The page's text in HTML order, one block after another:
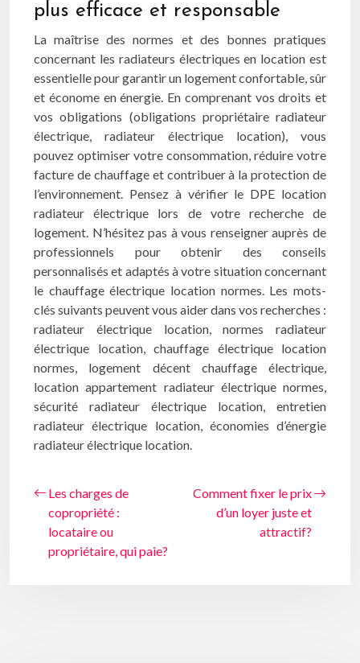
plus efficace et responsable
La maîtrise des normes et des bonnes pratiques
concernant les radiateurs électriques en location est
essentielle pour garantir un logement confortable, sûr
et économe en énergie. En comprenant vos droits et
vos obligations (obligations propriétaire radiateur
électrique, radiateur électrique location), vous
pouvez optimiser votre consommation, réduire votre
facture de chauffage et contribuer à la protection de
l’environnement. Pensez à vérifier le DPE location
radiateur électrique lors de votre recherche de
logement. N’hésitez pas à vous renseigner auprès de
professionnels pour obtenir des conseils
personnalisés et adaptés à votre situation concernant
le chauffage électrique location normes. Les mots-
clés suivants peuvent vous aider dans vos recherches :
radiateur électrique location, normes radiateur
électrique location, chauffage électrique location
normes, logement décent chauffage électrique,
location appartement radiateur électrique normes,
sécurité radiateur électrique location, entretien
radiateur électrique location, économies d’énergie
radiateur électrique location.
Les charges de
copropriété :
locataire ou
propriétaire, qui paie?
Comment fixer le prix
d’un loyer juste et
attractif?